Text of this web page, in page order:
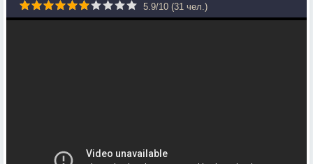
5.9/10 (31 чел.)